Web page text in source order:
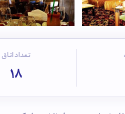
تعداد اتاق
18